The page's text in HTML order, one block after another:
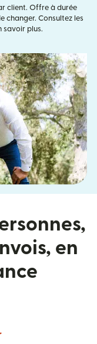
client. Offre à durée
changer. Consultez les
dans une nouvelle fenêtre)
savoir plus.
en